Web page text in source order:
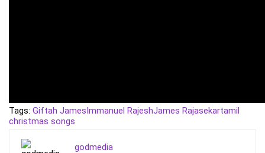
Tags: Giftah JamesImmanuel RajeshJames Rajasekartamil
christmas songs
godmedia